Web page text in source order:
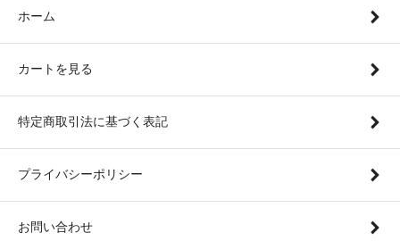
ホーム
カートを見る
特定商取引法に基づく表記
プライバシーポリシー
お問い合わせ